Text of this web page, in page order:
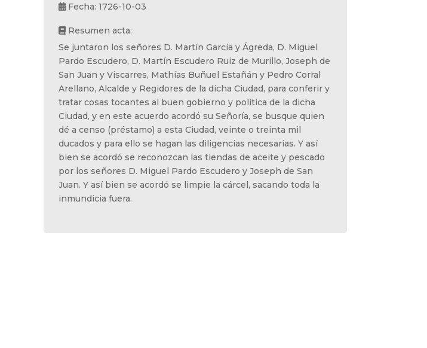
Fecha: 1726-10-03
Resumen acta:
Se juntaron los señores D. Martín García y Ágreda, D. Miguel
Pardo Escudero, D. Martín Escudero Ruiz de Murillo, Joseph de
San Juan y Viscarres, Mathías Buñuel Estañán y Pedro Corral
Arellano, Alcalde y Regidores de la dicha Ciudad, para conferir y
tratar cosas tocantes al buen gobierno y política de la dicha
Ciudad, y en este acuerdo acordó su Señoría, se busque quien
dé a censo (préstamo) a esta Ciudad, veinte o treinta mil
ducados y para ello se hagan las diligencias necesarias. Y así
bien se acordó se reconozcan las tiendas de aceite y pescado
por los señores D. Miguel Pardo Escudero y Joseph de San
Juan. Y así bien se acordó se limpie la cárcel, sacando toda la
inmundicia fuera.